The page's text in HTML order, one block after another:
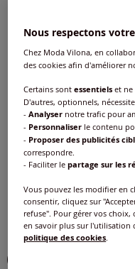
Slip taille haute
Réf : 361.890.013
Couleur :marine
Nous respectons
Chez Moda Vilona, en
des cookies afin d'améliorer
Certains sontessentiels et ne
D'autres, optionnels,
-Analyser notre trafic pour
- Personnaliser le contenu
- Proposer des publicités
correspondre.
- Faciliter lepartage sur les
Vous pouvez les modifier en
consentir, cliquez sur
refuse". Pour gérer vos
en savoir plus sur l'utilisation
politique des cookies.